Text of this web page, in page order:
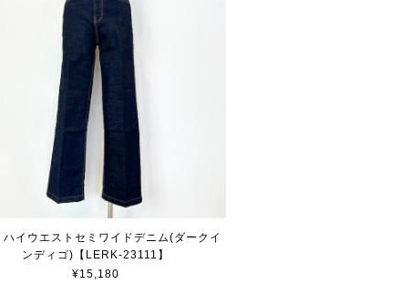
イウエストセミワイドデニム(ダークイ
ンディゴ)【LERK-23111】
¥15,180